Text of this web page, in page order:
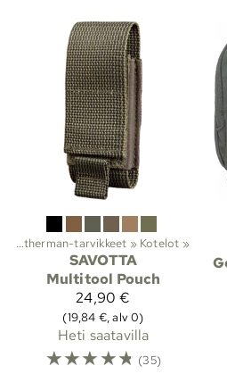
Leatherman-tarvikkeet ‪» Kotelot ‪»
SAVOTTA
Multitool Pouch
24,90 €
(19,84 €, alv 0)
Heti saatavilla
☆☆☆☆☆ (35)